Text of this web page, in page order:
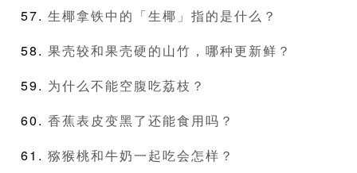
生椰拿铁中的「生椰」指的是什么？
果壳较和果壳硬的山竹，哪种更新鲜？
为什么不能空腹吃荔枝？
香蕉表皮变黑了还能食用吗？
猕猴桃和牛奶一起吃会怎样？